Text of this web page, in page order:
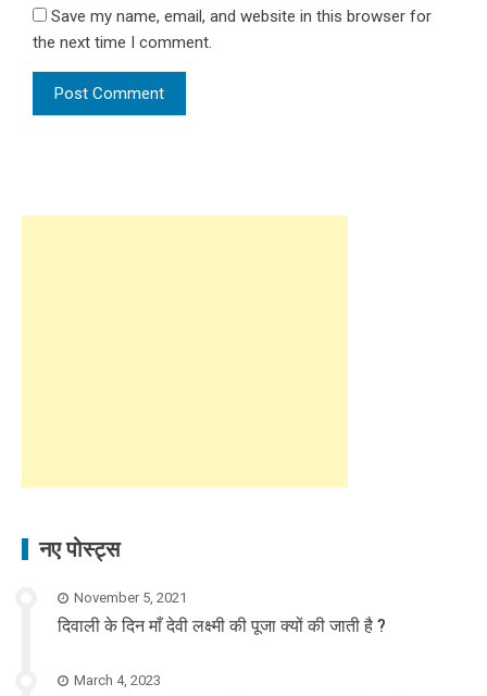
Save my name, email, and website in this browser for
the next time I comment.
नए पोस्ट्स
November 5, 2021
दिवाली के दिन माँ देवी लक्ष्मी की पूजा क्यों की जाती है ?
March 4, 2023